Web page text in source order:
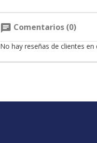
chat Comentarios (0)
No hay reseñas de clientes